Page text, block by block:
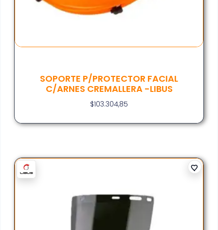
SOPORTE P/PROTECTOR FACIAL
C/ARNES CREMALLERA -LIBUS
$103.304,85